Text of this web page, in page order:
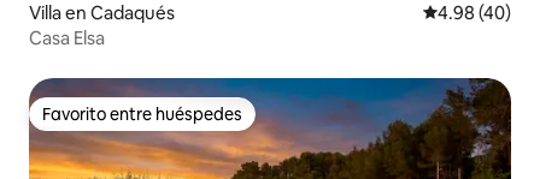
Villa en Cadaqués Calificación
4.98 (40)
Casa Elsa
Favorito entre huéspedes
Favorito entre huéspedes